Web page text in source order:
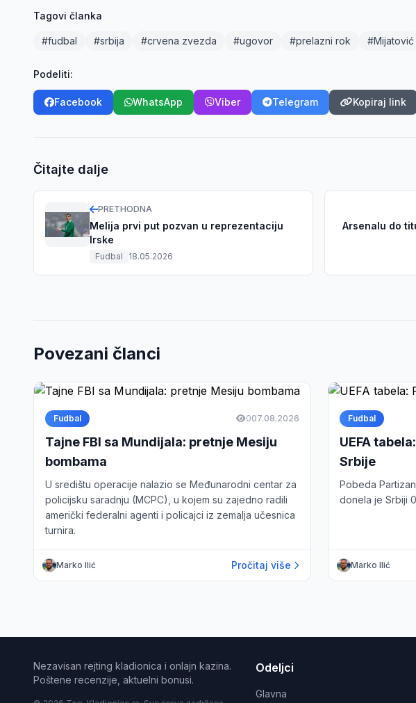
Tagovi članka
#fudbal #srbija #crvena zvezda #ugovor #prelazni rok #Mijatović
Podeliti:
Facebook WhatsApp Viber Telegram Kopiraj link
Čitajte dalje
PRETHODNA
Melija prvi put pozvan u reprezentaciju
Irske
Fudbal 18.05.2026
Arsenalu do
Povezani članci
Fudbal 007.08.2026
Tajne FBI sa Mundijala: pretnje Mesiju
bombama
U središtu operacije nalazio se Međunarodni centar za
policijsku saradnju (MCPC), u kojem su zajedno radili
američki federalni agenti i policajci iz zemalja učesnica
turnira.
Marko Ilić Pročitaj više
Fudbal
UEFA
Srbije
Pobeda
donela je Srbiji
Marko Ilić
Nezavisan rejting kladionica i onlajn kazina.
Poštene recenzije, aktuelni bonusi.
Odeljci
Glavna